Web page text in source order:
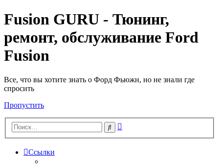
Fusion GURU - Тюнинг,
ремонт, обслуживание Ford
Fusion
Все, что вы хотите знать о Форд Фьюжн, но не знали где
спросить
Пропустить
Поиск
Ссылки